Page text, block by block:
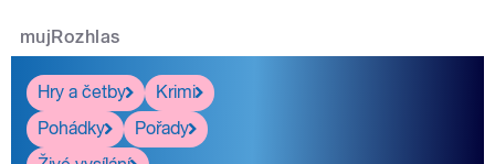
mujRozhlas
Hry a četby
Krimi
Pohádky
Pořady